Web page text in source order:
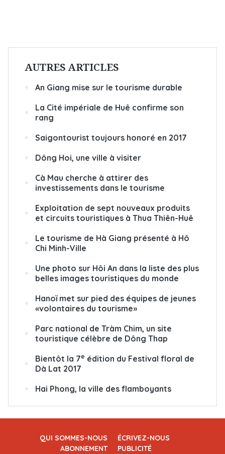
AUTRES ARTICLES
An Giang mise sur le tourisme durable
La Cité impériale de Huê confirme son
rang
Saigontourist toujours honoré en 2017
Dông Hoi, une ville à visiter
Cà Mau cherche à attirer des
investissements dans le tourisme
Exploitation de sept nouveaux produits
et circuits touristiques à Thua Thiên-Huê
Le tourisme de Hà Giang présenté à Hô
Chi Minh-Ville
Une photo sur Hôi An dans la liste des plus
belles images touristiques du monde
Hanoï met sur pied des équipes de jeunes
«volontaires du tourisme»
Parc national de Tràm Chim, un site
touristique célèbre de Dông Thap
Bientôt la 7e édition du Festival floral de
Dà Lat 2017
Hai Phong, la ville des flamboyants
QUI SOMMES-NOUS
ÉCRIVEZ-NOUS
ABONNEMENT
PUBLICITÉ